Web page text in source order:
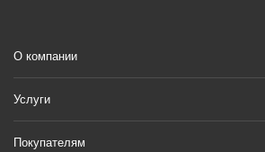
О компании
Услуги
Покупателям